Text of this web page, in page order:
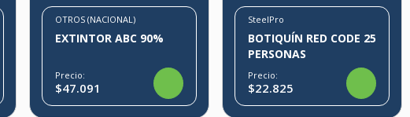
OTROS (NACIONAL)
EXTINTOR ABC 90%
Precio:
$47.091
SteelPro
BOTIQUÍN RED CODE 25
PERSONAS
Precio:
$22.825